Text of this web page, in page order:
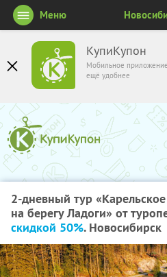
КупиКупон
Мобильное приложение
ещё удобнее
Меню
2-дневный тур
на берегу Ладоги» от
скидкой 50%. Новосибирск